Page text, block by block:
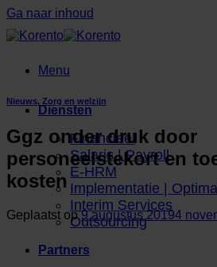
Ga naar inhoud
Menu
Diensten
Financieel
Salaris | Payroll
E-HRM
Implementatie |
Interim Services
Outsourcing
Partners
Nieuws, Zorg en welzijn
Ggz onder druk door
personeelstekort en
kosten
Geplaatst op9 augustus 20194